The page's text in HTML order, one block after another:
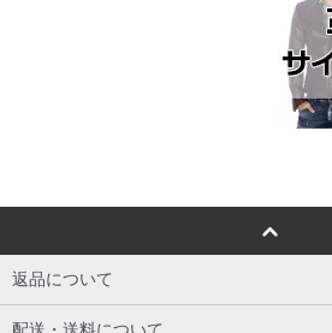
返品について